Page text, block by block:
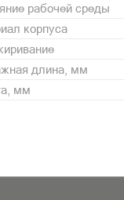
рабочей среды
корпуса
длина, мм
мм